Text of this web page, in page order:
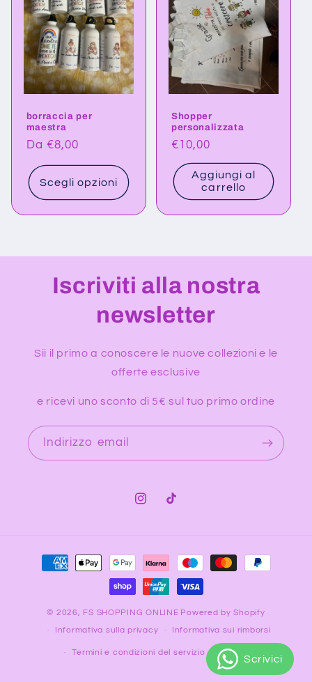
borraccia per
maestra
Prezzo
listino
Da €8,00
Scegli opzioni
Shopper
personalizzata
Prezzo
listino
€10,00
Aggiungi al
carrello
Iscriviti alla nostra
newsletter
Sii il primo a conoscere le nuove collezioni e le
offerte esclusive
e ricevi uno sconto di 5€ sul tuo primo ordine
Indirizzo email
Instagram
TikTok
Metodi
© 2026, FS SHOPPING ONLINE Powered by Shopify
Informativa sulla privacy Informativa sui rimborsi
Termini e condizioni del servizio Recapiti